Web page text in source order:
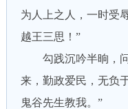
为人上之人，一时受
越王三思！”
勾践沉吟半晌，问
来，勤政爱民，无负
鬼谷先生教我。”